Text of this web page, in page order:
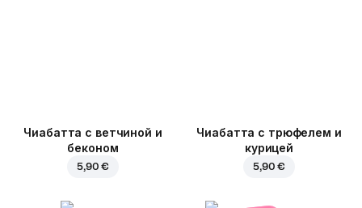
Чиабатта с ветчиной и
беконом
5,90 €
Чиабатта с трюфелем и
курицей
5,90 €